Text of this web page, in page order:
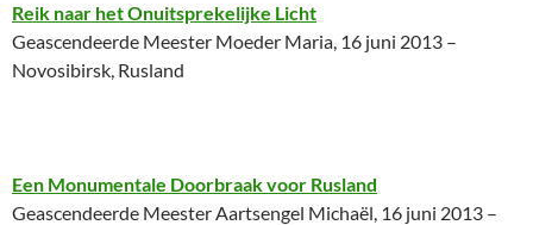
Reik naar het Onuitsprekelijke Licht
Geascendeerde Meester Moeder Maria, 16 juni 2013 –
Novosibirsk, Rusland
Een Monumentale Doorbraak voor Rusland
Geascendeerde Meester Aartsengel Michaël, 16 juni 2013 –